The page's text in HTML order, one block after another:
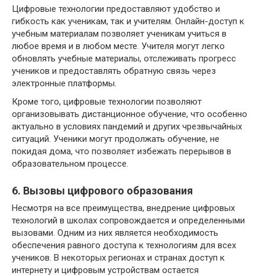
Цифровые технологии предоставляют удобство и
гибкость как ученикам, так и учителям. Онлайн-доступ к
учебным материалам позволяет ученикам учиться в
любое время и в любом месте. Учителя могут легко
обновлять учебные материалы, отслеживать прогресс
учеников и предоставлять обратную связь через
электронные платформы.
Кроме того, цифровые технологии позволяют
организовывать дистанционное обучение, что особенно
актуально в условиях пандемий и других чрезвычайных
ситуаций. Ученики могут продолжать обучение, не
покидая дома, что позволяет избежать перерывов в
образовательном процессе.
6. Вызовы цифрового образования
Несмотря на все преимущества, внедрение цифровых
технологий в школах сопровождается и определенными
вызовами. Одним из них является необходимость
обеспечения равного доступа к технологиям для всех
учеников. В некоторых регионах и странах доступ к
интернету и цифровым устройствам остается